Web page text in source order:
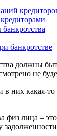
банкротстве
должны
не
в них какая-
физ лица –